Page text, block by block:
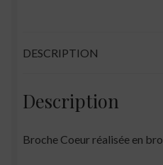
DESCRIPTION
Description
Broche Coeur réalisée en